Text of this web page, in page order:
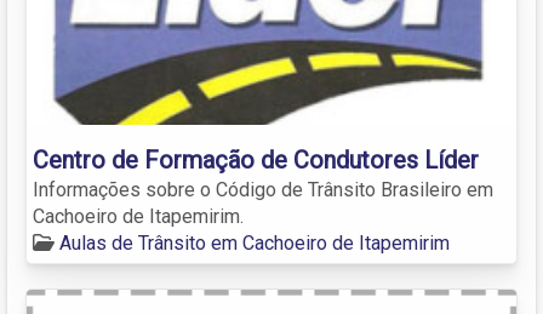
Centro de Formação de Condutores Líder
Informações sobre o Código de Trânsito Brasileiro em
Cachoeiro de Itapemirim.
Aulas de Trânsito em Cachoeiro de Itapemirim